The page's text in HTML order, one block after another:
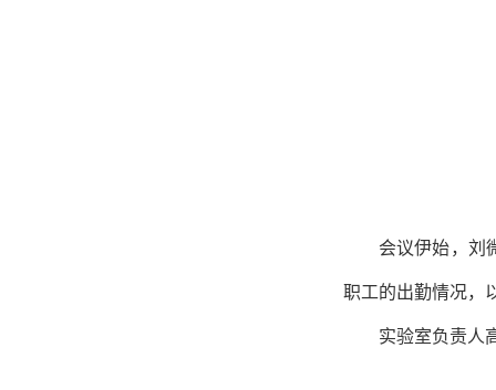
会议伊始，刘
职工的出勤情况，
实验室负责人